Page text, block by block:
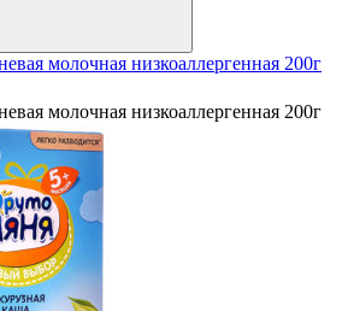
молочная низкоаллергенная 200г
молочная низкоаллергенная 200г